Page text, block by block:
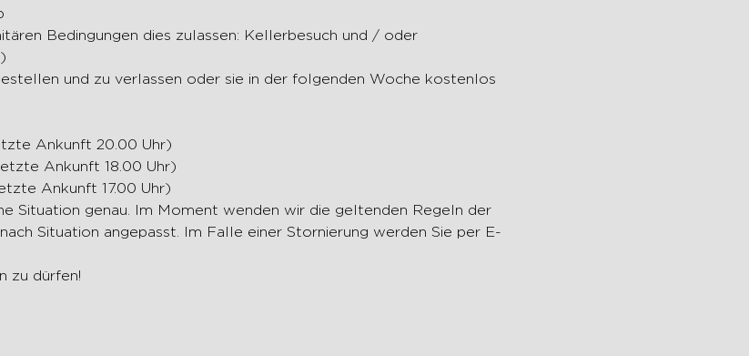
Ankunft 20.00 Uhr)
Ankunft 18.00 Uhr)
Ankunft 17.00 Uhr)
Situation angepasst. Im Falle einer Stornierung werden Sie per E-
zu dürfen!